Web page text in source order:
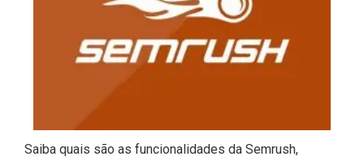
Saiba quais são as funcionalidades da Semrush,